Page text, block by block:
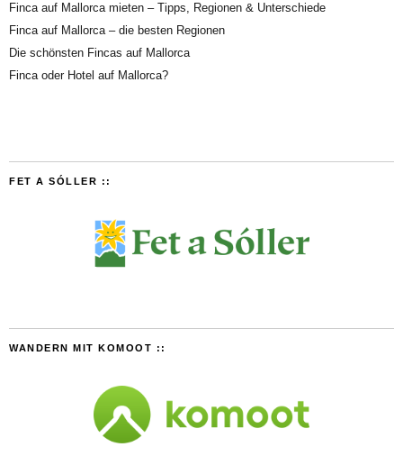
Finca auf Mallorca mieten – Tipps, Regionen & Unterschiede
Finca auf Mallorca – die besten Regionen
Die schönsten Fincas auf Mallorca
Finca oder Hotel auf Mallorca?
FET A SÓLLER ::
WANDERN MIT KOMOOT ::